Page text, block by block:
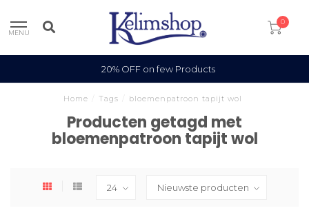
MENU
0
20% OFF on few Products
Home Tags bloemenpatroon tapijt wol
Producten getagd met
bloemenpatroon tapijt wol